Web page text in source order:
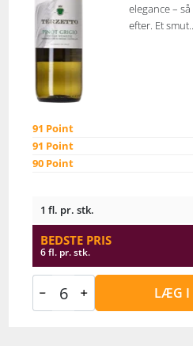
elegance –
efter. Et
91 Point
91 Point
90 Point
1 fl. pr. stk.
BEDSTE PRIS
6 fl. pr. stk.
LÆG I